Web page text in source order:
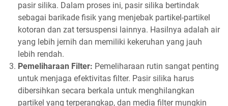
pasir silika. Dalam proses ini, pasir silika bertindak
sebagai barikade fisik yang menjebak partikel-partikel
kotoran dan zat tersuspensi lainnya. Hasilnya adalah air
yang lebih jernih dan memiliki kekeruhan yang jauh
lebih rendah.
Pemeliharaan Filter: Pemeliharaan rutin sangat penting
untuk menjaga efektivitas filter. Pasir silika harus
dibersihkan secara berkala untuk menghilangkan
partikel yang terperangkap, dan media filter mungkin